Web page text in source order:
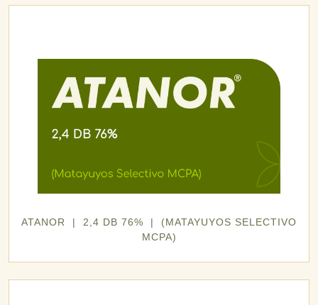
ATANOR | 2,4 DB 76% | (MATAYUYOS SELECTIVO
MCPA)